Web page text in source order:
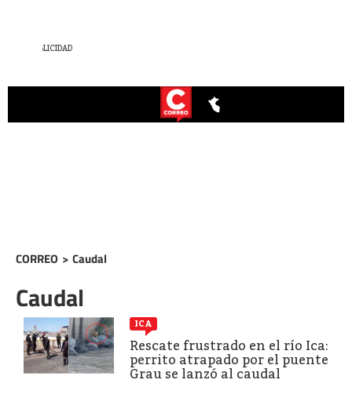
CORREO > Caudal
Caudal
ICA
Rescate frustrado en el río Ica:
perrito atrapado por el puente
Grau se lanzó al caudal